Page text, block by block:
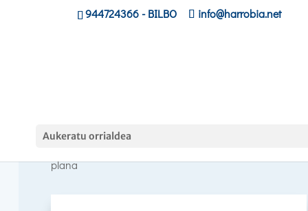
944724366- BILBO info@harrobia.net
Aukeratu orrialdea
plana